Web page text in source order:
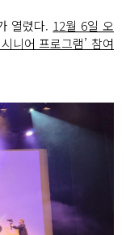
열렸다. 12월 6일 오
니어 프로그램’ 참여